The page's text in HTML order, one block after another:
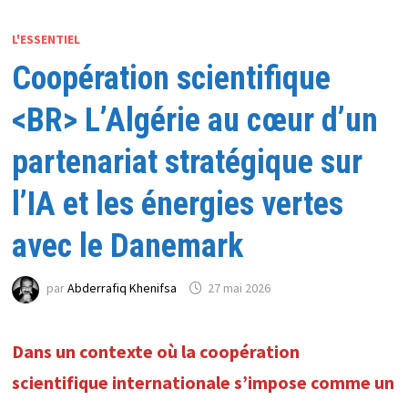
L'ESSENTIEL
Coopération scientifique
<BR> L’Algérie au cœur d’un
partenariat stratégique sur
l’IA et les énergies vertes
avec le Danemark
parAbderrafiq Khenifsa 27 mai 2026
Dans un contexte où la coopération
scientifique internationale s’impose comme un